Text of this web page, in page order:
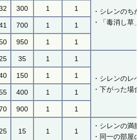
・シレンの
・「毒消し
300 1 1
700 1 1
950 1 1
35 1 1
・シレンの
・下がった
150 1 1
400 1 1
900 1 1
15 1 1
・シレンの満
・同一の部